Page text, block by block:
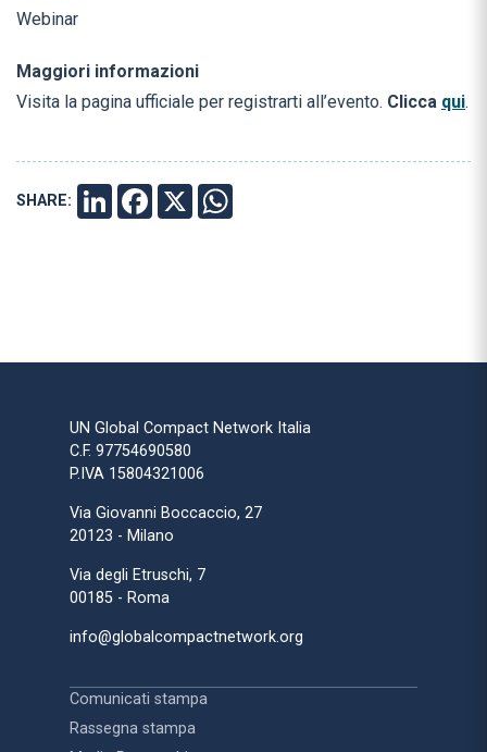
Webinar
Maggiori informazioni
Visita la pagina ufficiale per registrarti all’evento. Clicca qui.
SHARE: LINKEDINFACEBOOK
X
UN Global Compact Network Italia
C.F. 97754690580
P.IVA 15804321006
Via Giovanni Boccaccio, 27
20123 - Milano
Via degli Etruschi, 7
00185 - Roma
info@globalcompactnetwork.org
Comunicati stampa
Rassegna stampa